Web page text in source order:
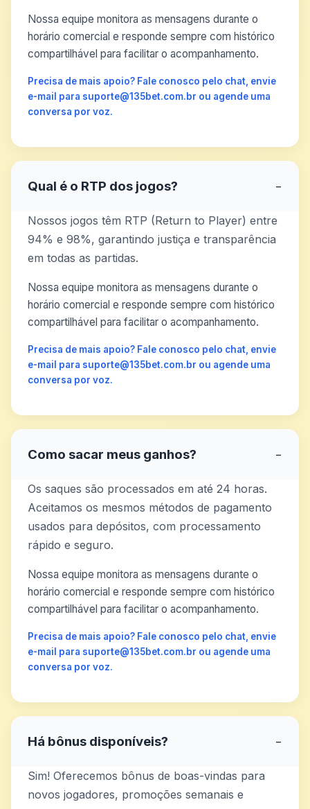
Nossa equipe monitora as mensagens durante o
horário comercial e responde sempre com histórico
compartilhável para facilitar o acompanhamento.
Precisa de mais apoio? Fale conosco pelo chat, envie
e-mail para suporte@135bet.com.br ou agende uma
conversa por voz.
Qual é o RTP dos jogos? −
Nossos jogos têm RTP (Return to Player) entre
94% e 98%, garantindo justiça e transparência
em todas as partidas.
Nossa equipe monitora as mensagens durante o
horário comercial e responde sempre com histórico
compartilhável para facilitar o acompanhamento.
Precisa de mais apoio? Fale conosco pelo chat, envie
e-mail para suporte@135bet.com.br ou agende uma
conversa por voz.
Como sacar meus ganhos? −
Os saques são processados em até 24 horas.
Aceitamos os mesmos métodos de pagamento
usados para depósitos, com processamento
rápido e seguro.
Nossa equipe monitora as mensagens durante o
horário comercial e responde sempre com histórico
compartilhável para facilitar o acompanhamento.
Precisa de mais apoio? Fale conosco pelo chat, envie
e-mail para suporte@135bet.com.br ou agende uma
conversa por voz.
Há bônus disponíveis? −
Sim! Oferecemos bônus de boas-vindas para
novos jogadores, promoções semanais e